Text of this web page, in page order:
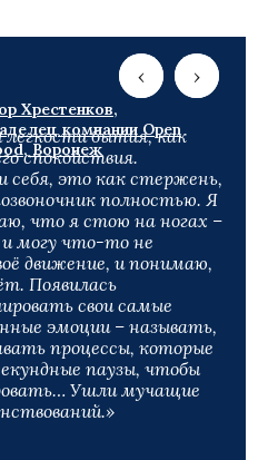
Хрестенков,
компании Open
Воронеж
бытия, как
спокойствия.
себя, это как стержень,
полностью. Я
что я стою на ногах –
могу что-то не
движение, и понимаю,
Появилась
свои самые
эмоции – называть,
процессы, которые
паузы, чтобы
Ушли мучащие
‹ ›
‹ ›